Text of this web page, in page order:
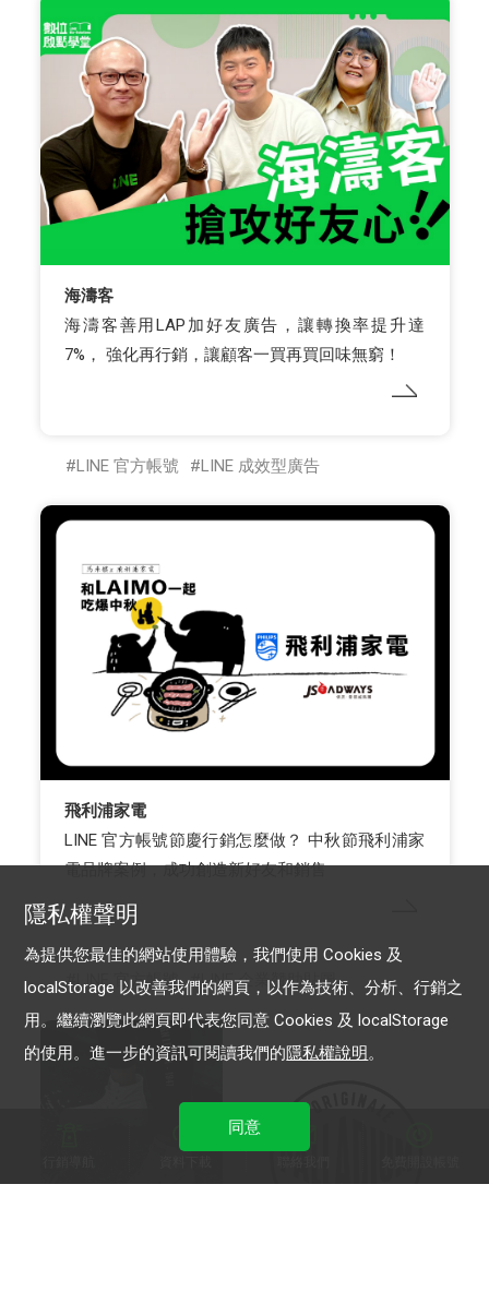
海濤客
海濤客善用LAP加好友廣告，讓轉換率提升達
7%， 強化再行銷，讓顧客一買再買回味無窮！
LINE 官方帳號 LINE 成效型廣告
飛利浦家電
LINE 官方帳號節慶行銷怎麼做？ 中秋節飛利浦家
電品牌案例，成功創造新好友和銷售
LINE 官方帳號 LINE 企業贊助貼圖
隱私權聲明
為提供您最佳的網站使用體驗，我們使用 Cookies 及
localStorage 以改善我們的網頁，以作為技術、分析、行銷之
用。繼續瀏覽此網頁即代表您同意 Cookies 及 localStorage
的使用。進一步的資訊可閱讀我們的隱私權說明。
同意